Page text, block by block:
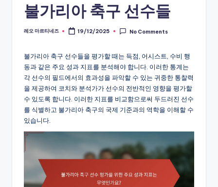
불가리아 축구 선수들
Posted
레오 마르티네즈 19/12/2025 No Comments
불가리아 축구 선수들을 평가할 때는 득점, 어시스트, 수비 행
동과 같은 주요 성과 지표를 분석해야 합니다. 이러한 통계는
각 선수의 필드에서의 효과성을 파악할 수 있는 귀중한 통찰력
을 제공하여 코치와 분석가가 선수의 전반적인 영향을 평가할
수 있도록 합니다. 이러한 지표를 비교함으로써 두드러진 선수
를 식별하고 불가리아 축구의 국제 기준과의 역학을 이해할 수
있습니다.